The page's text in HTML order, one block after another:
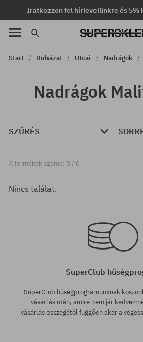
Iratkozzon fel hírlevelünkre és 5%
Start Ruházat Utcai Nadrágok
Nadrágok
SZŰRÉS
A termékek száma: 0 / 0
Nincs találat.
SuperClub
SuperClub hűségprogramunknak
vásárlás után, amire nem jár
vásárlás összegétől függően akár a